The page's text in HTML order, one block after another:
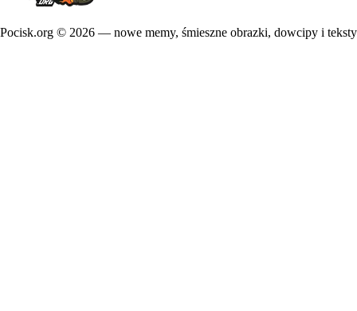
Pocisk.org © 2026 — nowe memy, śmieszne obrazki, dowcipy i teksty